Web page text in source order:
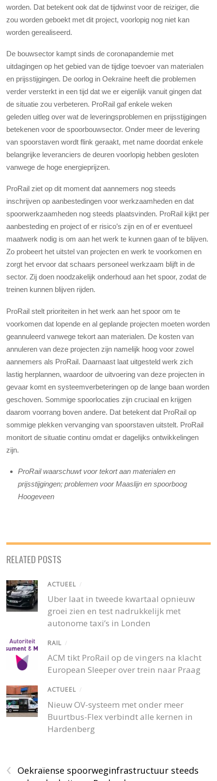
worden. Dat betekent ook dat de tijdwinst voor de reiziger, die
zou worden geboekt met dit project, voorlopig nog niet kan
worden gerealiseerd.
De bouwsector kampt sinds de coronapandemie met
uitdagingen op het gebied van de tijdige toevoer van materialen
en prijsstijgingen. De oorlog in Oekraïne heeft die problemen
verder versterkt in een tijd dat we er eigenlijk vanuit gingen dat
de situatie zou verbeteren. ProRail gaf enkele weken
geleden uitleg over wat de leveringsproblemen en prijsstijgingen
betekenen voor de spoorbouwsector. Onder meer de levering
van spoorstaven wordt flink geraakt, met name doordat enkele
belangrijke leveranciers de deuren voorlopig hebben gesloten
vanwege de hoge energieprijzen.
ProRail ziet op dit moment dat aannemers nog steeds
inschrijven op aanbestedingen voor werkzaamheden en dat
spoorwerkzaamheden nog steeds plaatsvinden. ProRail kijkt per
aanbesteding en project of er risico’s zijn en of er eventueel
maatwerk nodig is om aan het werk te kunnen gaan of te blijven.
Zo probeert het uitstel van projecten en werk te voorkomen en
zorgt het ervoor dat schaars personeel werkzaam blijft in de
sector. Zij doen noodzakelijk onderhoud aan het spoor, zodat de
treinen kunnen blijven rijden.
ProRail stelt prioriteiten in het werk aan het spoor om te
voorkomen dat lopende en al geplande projecten moeten worden
geannuleerd vanwege tekort aan materialen. De kosten van
annuleren van deze projecten zijn namelijk hoog voor zowel
aannemers als ProRail. Daarnaast laat uitgesteld werk zich
lastig herplannen, waardoor de uitvoering van deze projecten in
gevaar komt en systeemverbeteringen op de lange baan worden
geschoven. Sommige spoorlocaties zijn cruciaal en krijgen
daarom voorrang boven andere. Dat betekent dat ProRail op
sommige plekken vervanging van spoorstaven uitstelt. ProRail
monitort de situatie continu omdat er dagelijks ontwikkelingen
zijn.
ProRail waarschuwt voor tekort aan materialen en
prijsstijgingen; problemen voor Maaslijn en spoorboog
Hoogeveen
RELATED POSTS
ACTUEEL /
Uber laat in tweede kwartaal opnieuw
groei zien en test nadrukkelijk met
autonome taxi’s in Londen
RAIL /
ACM tikt ProRail op de vingers na klacht
European Sleeper over trein naar Praag
ACTUEEL /
Nieuw OV-systeem met onder meer
Buurtbus-Flex verbindt alle kernen in
Hardenberg
‹
Oekraïense spoorweginfrastructuur steeds